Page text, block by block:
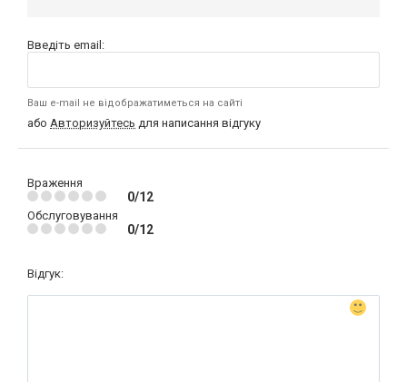
Введіть email:
Ваш e-mail не відображатиметься на сайті
або Авторизуйтесь для написання відгуку
Враження
0/12
Обслуговування
0/12
Відгук: